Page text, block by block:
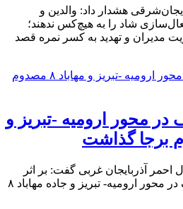
هشدار داد: والدین و
شاد را به هیچ‌کس ندهند؛
مدیران و تهدید به کسر نمره قصد
محور ارومیه -تبریز و
احمر آذربایجان غربی گفت: بر اثر
بروز دو سانحه تصادف در محور ارومیه- تبریز و جاده مهاباد ۸